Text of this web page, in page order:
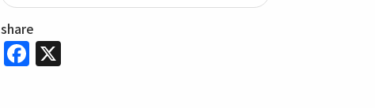
share
Facebook
X